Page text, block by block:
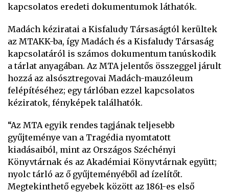
kapcsolatos eredeti dokumentumok láthatók.
Madách kéziratai a Kisfaludy Társaságtól kerültek
az MTAKK-ba, így Madách és a Kisfaludy Társaság
kapcsolatáról is számos dokumentum tanúskodik
a tárlat anyagában. Az MTA jelentős összeggel járult
hozzá az alsósztregovai Madách-mauzóleum
felépítéséhez; egy tárlóban ezzel kapcsolatos
kéziratok, fényképek találhatók.
“Az MTA egyik rendes tagjának teljesebb
gyűjteménye van a Tragédia nyomtatott
kiadásaiból, mint az Országos Széchényi
Könyvtárnak és az Akadémiai Könyvtárnak együtt;
nyolc tárló az ő gyűjteményéből ad ízelítőt.
Megtekinthető egyebek között az 1861-es első